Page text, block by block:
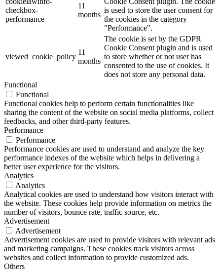
checkbox-
performance
11
months
is used to store the user consent for
the cookies in the category
"Performance".
viewed_cookie_policy
11
months
The cookie is set by the GDPR
Cookie Consent plugin and is used
to store whether or not user has
consented to the use of cookies. It
does not store any personal data.
Functional
Functional
Functional cookies help to perform certain functionalities like
sharing the content of the website on social media platforms, collect
feedbacks, and other third-party features.
Performance
Performance
Performance cookies are used to understand and analyze the key
performance indexes of the website which helps in delivering a
better user experience for the visitors.
Analytics
Analytics
Analytical cookies are used to understand how visitors interact with
the website. These cookies help provide information on metrics the
number of visitors, bounce rate, traffic source, etc.
Advertisement
Advertisement
Advertisement cookies are used to provide visitors with relevant ads
and marketing campaigns. These cookies track visitors across
websites and collect information to provide customized ads.
Others